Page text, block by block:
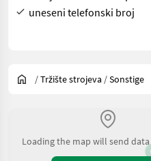
uneseni telefonski broj
/Tržište strojeva /Sonstige
Loading the map will send